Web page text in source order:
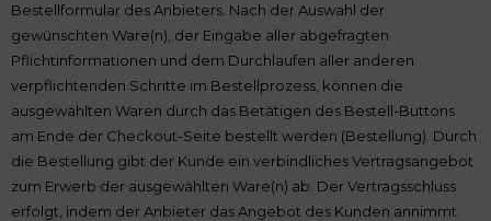
Bestellformular des Anbieters. Nach der Auswahl der
gewünschten Ware(n), der Eingabe aller abgefragten
Pflichtinformationen und dem Durchlaufen aller anderen
verpflichtenden Schritte im Bestellprozess, können die
ausgewählten Waren durch das Betätigen des Bestell-Buttons
am Ende der Checkout-Seite bestellt werden (Bestellung). Durch
die Bestellung gibt der Kunde ein verbindliches Vertragsangebot
zum Erwerb der ausgewählten Ware(n) ab. Der Vertragsschluss
erfolgt, indem der Anbieter das Angebot des Kunden annimmt.